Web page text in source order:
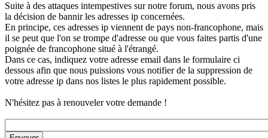
Suite à des attaques intempestives sur notre forum, nous avons pris
la décision de bannir les adresses ip concernées.
En principe, ces adresses ip viennent de pays non-francophone, mais
il se peut que l'on se trompe d'adresse ou que vous faites partis d'une
poignée de francophone situé à l'étrangé.
Dans ce cas, indiquez votre adresse email dans le formulaire ci
dessous afin que nous puissions vous notifier de la suppression de
votre adresse ip dans nos listes le plus rapidement possible.
N'hésitez pas à renouveler votre demande !